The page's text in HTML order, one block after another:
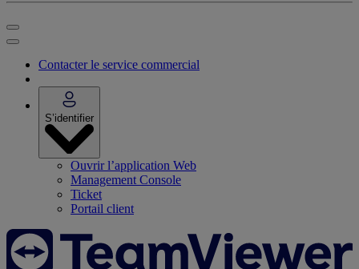
Contacter le service commercial
S’identifier
Ouvrir l’application Web
Management Console
Ticket
Portail client